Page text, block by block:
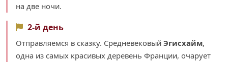
на две ночи.
2-й день
Отправляемся в сказку. Средневековый Эгисхайм,
одна из самых красивых деревень Франции, очарует